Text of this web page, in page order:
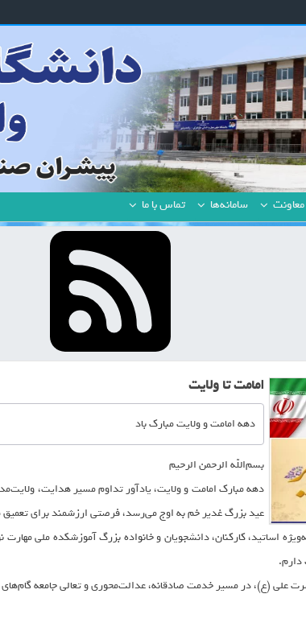
سامانه‌ها تماس با ما
امامت تا ولایت
دهه امامت و ولایت مبارک باد
بسم‌الله الرحمن الرحیم
دهه مبارک امامت و ولایت، یادآور تداوم مسیر هدایت،
عید بزرگ غدیر خم به اوج می‌رسد، فرصتی ارزشمند برای
اساتید، کارکنان، دانشجویان و خانواده بزرگ آموزشکده ملی
علی (ع)، در مسیر خدمت صادقانه، عدالت‌محوری و تعالی جامعه